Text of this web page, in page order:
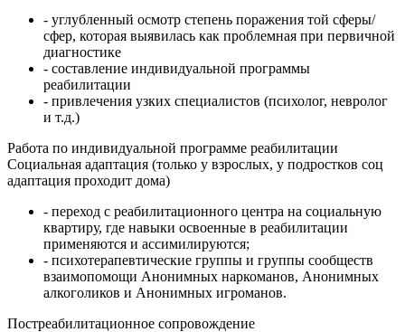
- углубленный осмотр степень поражения той сферы/
сфер, которая выявилась как проблемная при первичной
диагностике
- составление индивидуальной программы
реабилитации
- привлечения узких специалистов (психолог, невролог
и т.д.)
Работа по индивидуальной программе реабилитации
Социальная адаптация (только у взрослых, у подростков соц
адаптация проходит дома)
- переход с реабилитационного центра на социальную
квартиру, где навыки освоенные в реабилитации
применяются и ассимилируются;
- психотерапевтические группы и группы сообществ
взаимопомощи Анонимных наркоманов, Анонимных
алкоголиков и Анонимных игроманов.
Постреабилитационное сопровождение